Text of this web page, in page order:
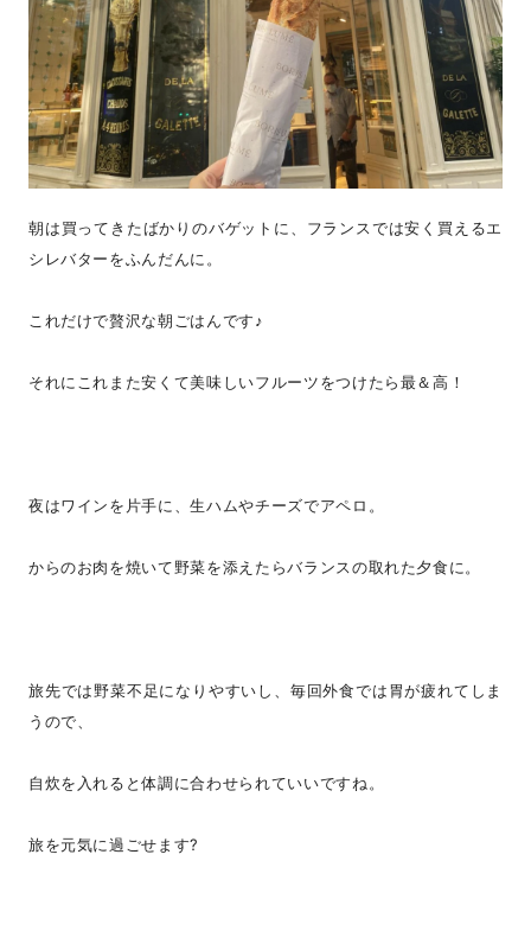
朝は買ってきたばかりのバゲットに、フランスでは安く買えるエ
シレバターをふんだんに。
これだけで贅沢な朝ごはんです♪
それにこれまた安くて美味しいフルーツをつけたら最＆高！
夜はワインを片手に、生ハムやチーズでアペロ。
からのお肉を焼いて野菜を添えたらバランスの取れた夕食に。
旅先では野菜不足になりやすいし、毎回外食では胃が疲れてしま
うので、
自炊を入れると体調に合わせられていいですね。
旅を元気に過ごせます?